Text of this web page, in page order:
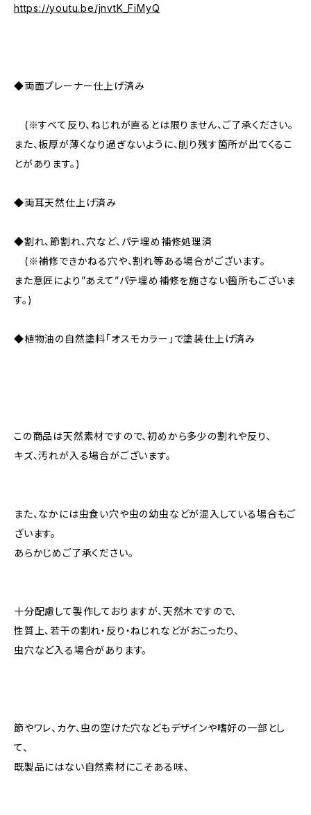
https://youtu.be/jnvtK_FiMyQ
◆両面プレーナー仕上げ済み
(※すべて反り、ねじれが直るとは限りません、ご了承ください。
また、板厚が薄くなり過ぎないように、削り残す箇所が出てくるこ
とがあります。)
◆両耳天然仕上げ済み
◆割れ、節割れ、穴など、パテ埋め補修処理済
(※補修できかねる穴や、割れ等ある場合がございます。
また意匠により”あえて”パテ埋め補修を施さない箇所もございま
す。)
◆植物油の自然塗料「オスモカラー」で塗装仕上げ済み
この商品は天然素材ですので、初めから多少の割れや反り、
キズ、汚れが入る場合がございます。
また、なかには虫食い穴や虫の幼虫などが混入している場合もご
ざいます。
あらかじめご了承ください。
十分配慮して製作しておりますが、天然木ですので、
性質上、若干の割れ・反り・ねじれなどがおこったり、
虫穴など入る場合があります。
節やワレ、カケ、虫の空けた穴などもデザインや嗜好の一部とし
て、
既製品にはない自然素材にこそある味、